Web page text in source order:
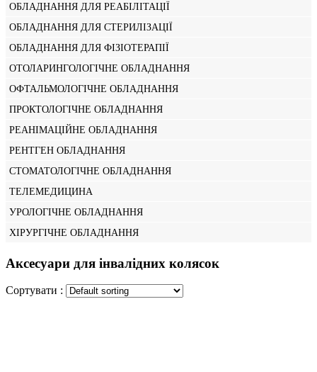
ОБЛАДНАННЯ ДЛЯ РЕАБІЛІТАЦІЇ
ОБЛАДНАННЯ ДЛЯ СТЕРИЛІЗАЦІЇ
ОБЛАДНАННЯ ДЛЯ ФІЗІОТЕРАПІЇ
ОТОЛАРИНГОЛОГІЧНЕ ОБЛАДНАННЯ
ОФТАЛЬМОЛОГІЧНЕ ОБЛАДНАННЯ
ПРОКТОЛОГІЧНЕ ОБЛАДНАННЯ
РЕАНІМАЦІЙНЕ ОБЛАДНАННЯ
РЕНТГЕН ОБЛАДНАННЯ
СТОМАТОЛОГІЧНЕ ОБЛАДНАННЯ
ТЕЛЕМЕДИЦИНА
УРОЛОГІЧНЕ ОБЛАДНАННЯ
ХІРУРГІЧНЕ ОБЛАДНАННЯ
Аксесуари для інвалідних колясок
Сортувати :